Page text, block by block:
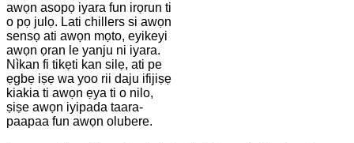
awọn asopọ iyara fun irọrun ti
o pọ julọ. Lati chillers si awọn
sensọ ati awọn mọto, eyikeyi
awọn ọran le yanju ni iyara.
Nìkan fi tikẹti kan silẹ, ati pe
ẹgbẹ iṣẹ wa yoo rii daju ifijiṣẹ
kiakia ti awọn ẹya ti o nilo,
ṣiṣe awọn iyipada taara-
paapaa fun awọn olubere.